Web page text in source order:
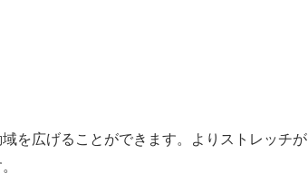
を広げることができます。よりストレッチが